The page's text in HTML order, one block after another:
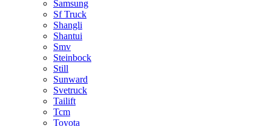
Samsung
Sf Truck
Shangli
Shantui
Smv
Steinbock
Still
Sunward
Svetruck
Tailift
Tcm
Toyota